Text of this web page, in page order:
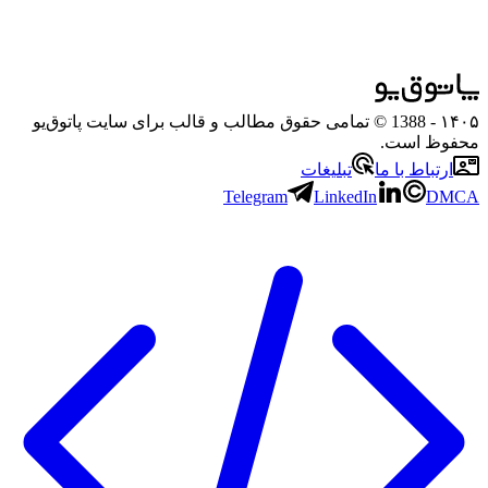
۱۴۰۵
- 1388 © تمامی حقوق مطالب و قالب برای سایت پاتوق‌یو
محفوظ است.
ارتباط با ما
تبلیغات
Telegram
LinkedIn DMCA